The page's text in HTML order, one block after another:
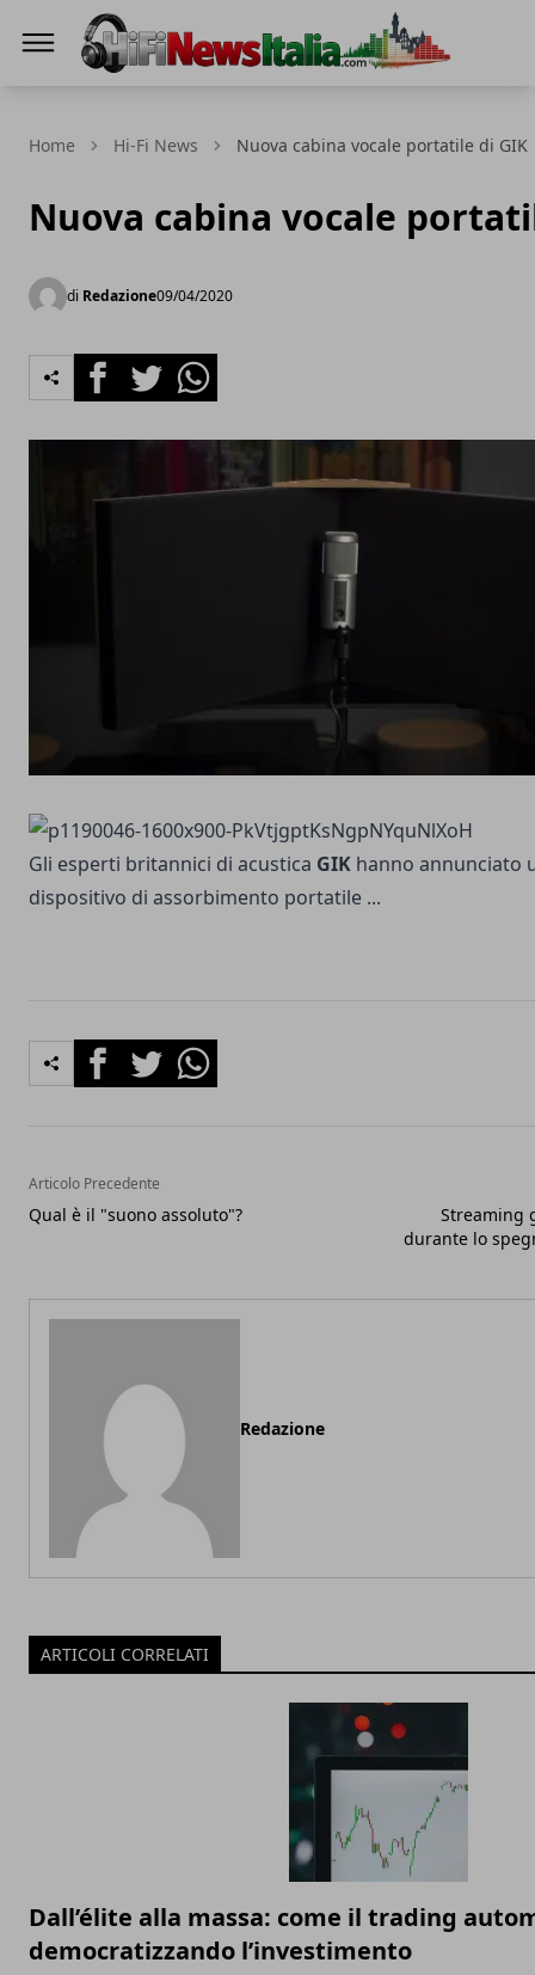
Home Hi-Fi News Nuova cabina vocale portatile di GIK
Nuova cabina vocale
di Redazione09/04/2020
FacebookTwitterWhatsapp
Gli esperti britannici di acustica GIK hanno annunciato
dispositivo di assorbimento portatile ...
FacebookTwitterWhatsapp
Articolo Precedente
Qual è il "suono assoluto"?
Streaming
durante lo
Redazione
ARTICOLI CORRELATI
Dall’élite alla massa: come il trading
democratizzando l’investimento